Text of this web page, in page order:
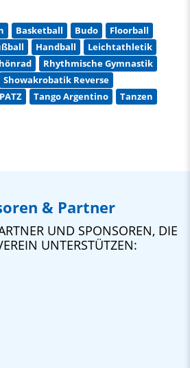
Basketball Budo
Floorball
Handball
Leichtathletik
Rhythmische Gymnastik
Showakrobatik Reverse
Tango Argentino
Tanzen
& Partner
UND SPONSOREN, DIE
UNTERSTÜTZEN: